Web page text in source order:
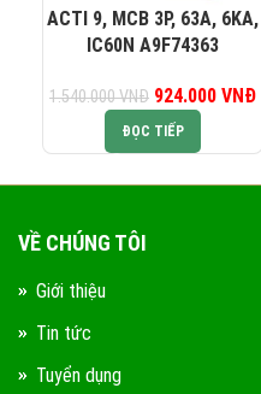
ACTI 9, MCB 3P, 63A, 6KA,
IC60N A9F74363
1.540.000VNĐ
Giá gốc là:
1.540.000 VNĐ.
924.000 VNĐ
ĐỌC TIẾP
VỀ CHÚNG TÔI
Giới thiệu
Tin tức
Tuyển dụng